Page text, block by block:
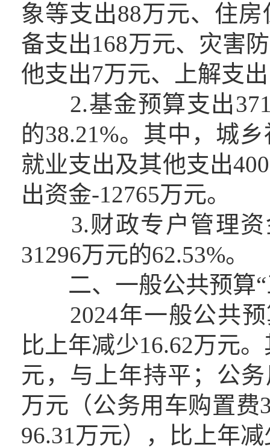
象等支出88万元、住
备支出168万元、灾害
他支出7万元、上解支
2.基金预算支出
的38.21%。其中，城
就业支出及其他支出
出资金-12765万元。
3.财政专户管理资
31296万元的62.53%。
二、一般公共预算“
2024年一般公共预
比上年减少16.62万元
元，与上年持平；公
万元（公务用车购置费
96.31万元），比上年